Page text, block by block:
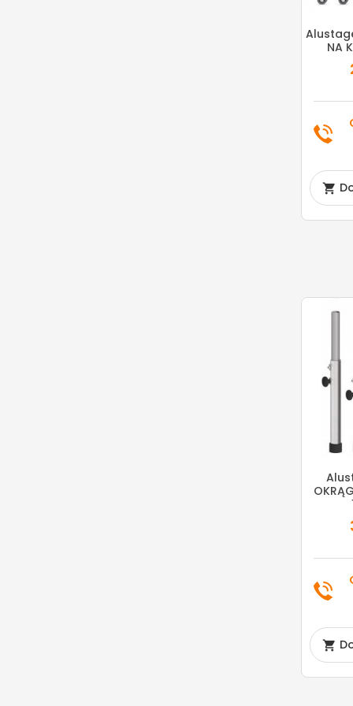
NA

